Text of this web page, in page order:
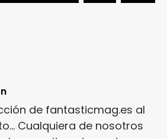
de fantasticmag.es al
Cualquiera de nosotros